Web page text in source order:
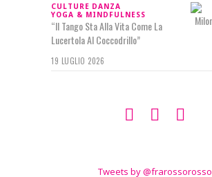
CULTURE DANZA
YOGA & MINDFULNESS
“Il Tango Sta Alla Vita Come La
Lucertola Al Coccodrillo”
19 LUGLIO 2026
Tweets by @frarossorosso